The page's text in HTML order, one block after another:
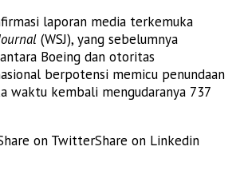
laporan media terkemuka
(WSJ), yang sebelumnya
Boeing dan otoritas
berpotensi memicu penundaan
waktu kembali mengudaranya 737
on TwitterShare on Linkedin